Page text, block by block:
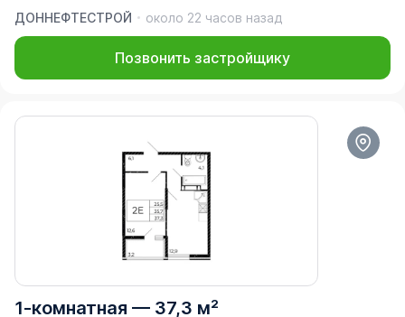
ДОННЕФТЕСТРОЙ
около 22 часов назад
Позвонить застройщику
1-комнатная — 37,3 м²